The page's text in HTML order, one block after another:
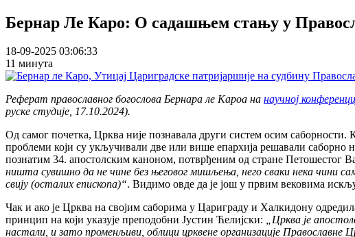
Бернар Ле Каро: О садашњем стању у
18-09-2025 03:06:33
11 минута
Реферат православног богослова Бернара ле Кароа на научној
руске студије, 17.10.2024).
Од самог почетка, Црква није познавала други систем осим саборности.
проблеми који су укључивали две или више епархија решавали
познатим 34. апостолским каноном, потврђеним од стране Петошестог
ништа сувишно да не чине без његовог мишљења, него сваки нека чини
свију (осталих епископа)“. Видимо овде да је још у првим вековима
Чак и ако је Црква на својим саборима у Цариграду и Халкидону
принцип на који указује преподобни Јустин Ћелијски: „Црква је
настали, и зато променљиви, облици црквене организације Православне